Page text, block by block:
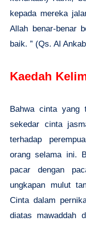
kepada mereka
Allah benar-benar
baik. ” (Qs. Al
Kaedah
Bahwa cinta yang
sekedar cinta
terhadap
orang selama ini.
pacar dengan
ungkapan mulut
Cinta dalam
diatas mawaddah